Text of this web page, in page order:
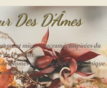
Des D'Âmes
et micro-macramé, inspirées du
de la nature.
femmes pour une expérience unique